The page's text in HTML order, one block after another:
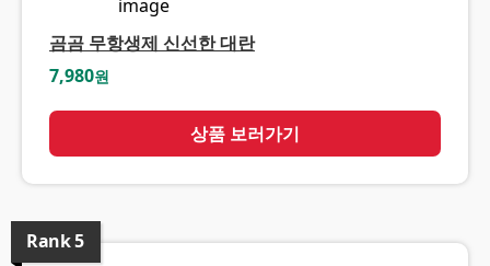
곰곰 무항생제 신선한 대란
7,980원
상품 보러가기
Rank5